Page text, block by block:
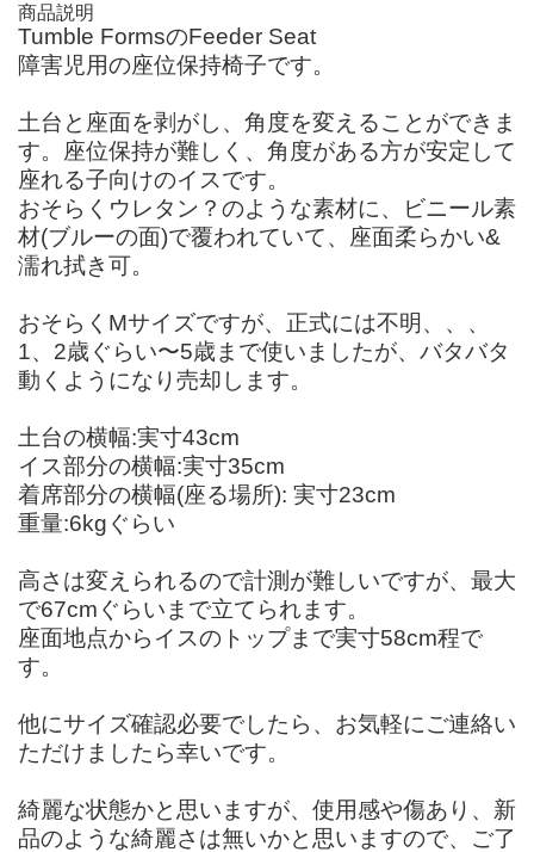
商品説明
Tumble FormsのFeeder Seat
障害児用の座位保持椅子です。
土台と座面を剥がし、角度を変えることができま
す。座位保持が難しく、角度がある方が安定して
座れる子向けのイスです。
おそらくウレタン？のような素材に、ビニール素
材(ブルーの面)で覆われていて、座面柔らかい&
濡れ拭き可。
おそらくMサイズですが、正式には不明、、、
1、2歳ぐらい〜5歳まで使いましたが、バタバタ
動くようになり売却します。
土台の横幅:実寸43cm
イス部分の横幅:実寸35cm
着席部分の横幅(座る場所): 実寸23cm
重量:6kgぐらい
高さは変えられるので計測が難しいですが、最大
で67cmぐらいまで立てられます。
座面地点からイスのトップまで実寸58cm程で
す。
他にサイズ確認必要でしたら、お気軽にご連絡い
ただけましたら幸いです。
綺麗な状態かと思いますが、使用感や傷あり、新
品のような綺麗さは無いかと思いますので、ご了